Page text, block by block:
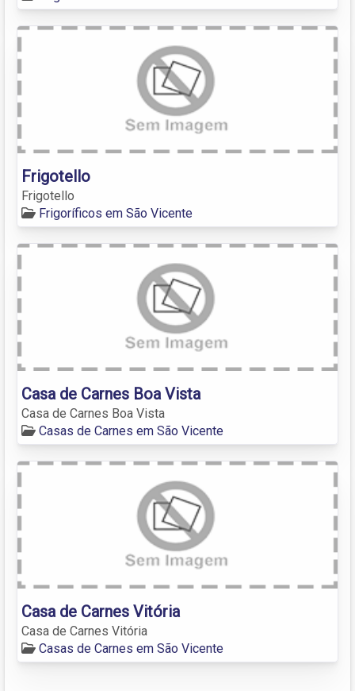
Frigotello
Frigotello
Frigoríficos em São Vicente
Casa de Carnes Boa Vista
Casa de Carnes Boa Vista
Casas de Carnes em São Vicente
Casa de Carnes Vitória
Casa de Carnes Vitória
Casas de Carnes em São Vicente